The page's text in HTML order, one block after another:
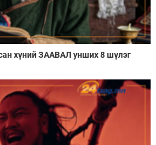
хүний ЗААВАЛ унших 8 шүлэг